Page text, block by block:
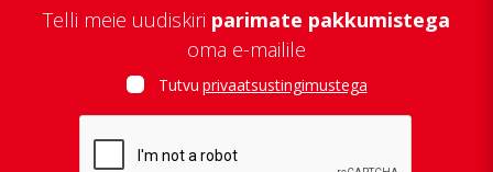
Mustamäe
Telli meie uudiskiri parimate pakkumistega
oma e-mailile
Tutvu privaatsustingimustega